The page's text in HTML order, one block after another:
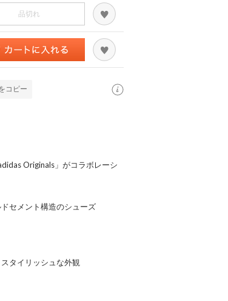
品切れ
コピー
Originals」がコラボレーシ
セメント構造のシューズ
タイリッシュな外観